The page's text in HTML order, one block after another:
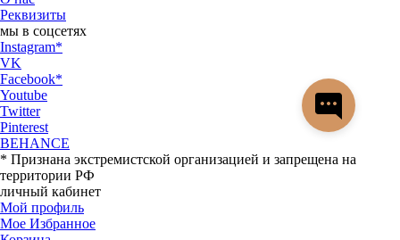
Реквизиты
мы в соцсетях
Instagram*
VK
Facebook*
Youtube
Twitter
Pinterest
BEHANCE
* Признана экстремистской организацией и запрещена на
территории РФ
личный кабинет
Мой профиль
Мое Избранное